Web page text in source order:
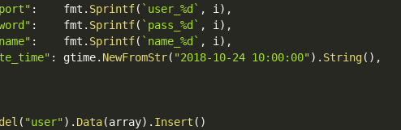
:
    fmt
. Sprintf( `user_%d` , i ) ,
:
    fmt
. Sprintf( `pass_%d` , i ) ,
:
    fmt
. Sprintf( `name_%d` , i ) ,
: gtime. NewFromStr( "2018-10-24 10:00:00") . String( ) ,
( "user") . Data(array) . Insert ( )